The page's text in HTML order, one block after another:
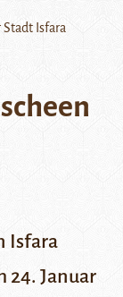
Stadt Isfara
Isfara
24. Januar